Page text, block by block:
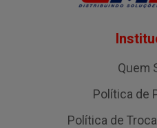
Quem
Política de
Política de